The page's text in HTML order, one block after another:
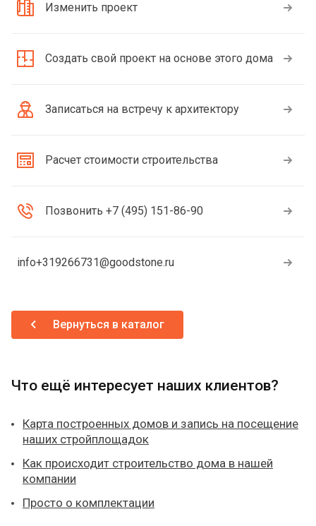
Изменить проект
Создать свой проект на основе этого дома
Записаться на встречу к архитектору
Расчет стоимости строительства
Позвонить +7 (495) 151-86-90
info+319266731@goodstone.ru
Вернуться в каталог
Что ещё интересует наших клиентов?
Карта построенных домов и запись на посещение
наших стройплощадок
Как происходит строительство дома в нашей
компании
Просто о комплектации